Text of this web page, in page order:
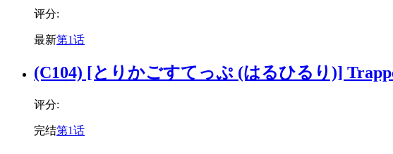
评分:
最新第1话
(C104) [とりかごすてっぷ (はるひるり)]
评分:
完结第1话